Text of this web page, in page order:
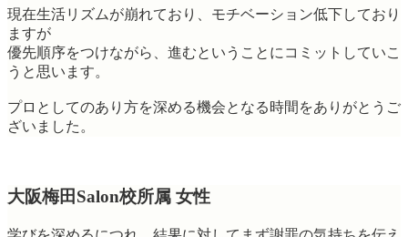
現在生活リズムが崩れており、モチベーション低下しており
ますが
優先順序をつけながら、進むということにコミットしていこ
うと思います。
プロとしてのあり方を深める機会となる時間をありがとうご
ざいました。
大阪梅田Salon校所属 女性